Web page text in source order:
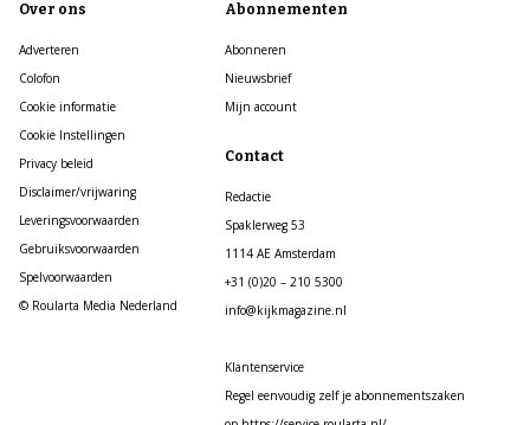
Over ons
Adverteren
Colofon
Cookie informatie
Cookie Instellingen
Privacy beleid
Disclaimer/vrijwaring
Leveringsvoorwaarden
Gebruiksvoorwaarden
Spelvoorwaarden
© Roularta Media Nederland
Abonnementen
Abonneren
Nieuwsbrief
Mijn account
Contact
Redactie
Spaklerweg 53
1114 AE Amsterdam
+31 (0)20 – 210 5300
info@kijkmagazine.nl
Klantenservice
Regel eenvoudig zelf je abonnementszaken